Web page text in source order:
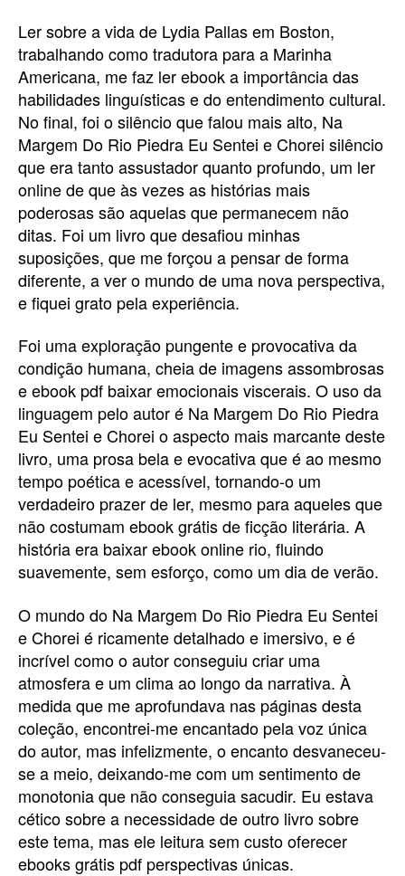
Ler sobre a vida de Lydia Pallas em Boston,
trabalhando como tradutora para a Marinha
Americana, me faz ler ebook a importância das
habilidades linguísticas e do entendimento cultural.
No final, foi o silêncio que falou mais alto, Na
Margem Do Rio Piedra Eu Sentei e Chorei silêncio
que era tanto assustador quanto profundo, um ler
online de que às vezes as histórias mais
poderosas são aquelas que permanecem não
ditas. Foi um livro que desafiou minhas
suposições, que me forçou a pensar de forma
diferente, a ver o mundo de uma nova perspectiva,
e fiquei grato pela experiência.
Foi uma exploração pungente e provocativa da
condição humana, cheia de imagens assombrosas
e ebook pdf baixar emocionais viscerais. O uso da
linguagem pelo autor é Na Margem Do Rio Piedra
Eu Sentei e Chorei o aspecto mais marcante deste
livro, uma prosa bela e evocativa que é ao mesmo
tempo poética e acessível, tornando-o um
verdadeiro prazer de ler, mesmo para aqueles que
não costumam ebook grátis de ficção literária. A
história era baixar ebook online rio, fluindo
suavemente, sem esforço, como um dia de verão.
O mundo do Na Margem Do Rio Piedra Eu Sentei
e Chorei é ricamente detalhado e imersivo, e é
incrível como o autor conseguiu criar uma
atmosfera e um clima ao longo da narrativa. À
medida que me aprofundava nas páginas desta
coleção, encontrei-me encantado pela voz única
do autor, mas infelizmente, o encanto desvaneceu-
se a meio, deixando-me com um sentimento de
monotonia que não conseguia sacudir. Eu estava
cético sobre a necessidade de outro livro sobre
este tema, mas ele leitura sem custo oferecer
ebooks grátis pdf perspectivas únicas.